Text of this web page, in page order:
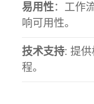
易用性：工作
响可用性。
技术支持: 提
程。